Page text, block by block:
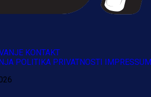
KONTAKT
POLITIKA PRIVATNOSTI IMPRESSUM